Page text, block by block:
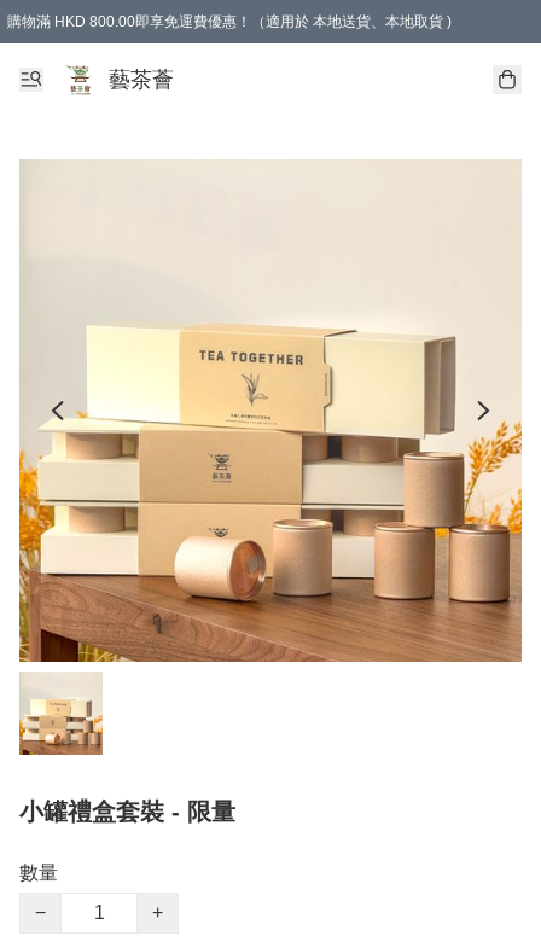
購物滿 HKD 800.00即享免運費優惠！（適用於 本地送貨、本地取貨 )
藝茶薈
小罐禮盒套裝 - 限量
數量
−
+